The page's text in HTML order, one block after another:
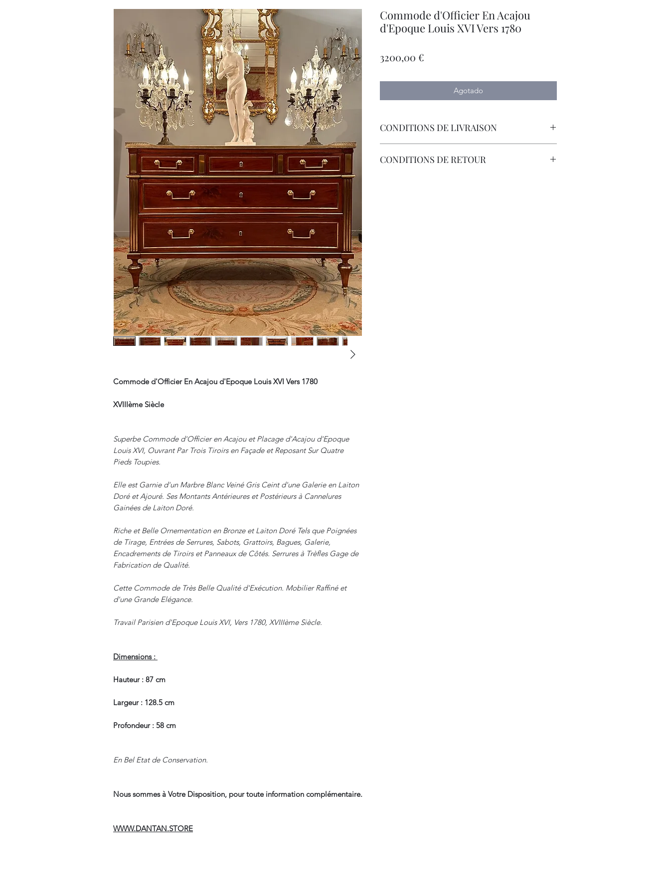
Commode d'Officier En Acajou d'Epoque Louis XVI Vers 1780
XVIIIème Siècle
Superbe Commode d'Officier en Acajou et Placage d'Acajou d'Epoque
Louis XVI, Ouvrant Par Trois Tiroirs en Façade et Reposant Sur Quatre
Pieds Toupies.
Elle est Garnie d'un Marbre Blanc Veiné Gris Ceint d'une Galerie en Laiton
Doré et Ajouré. Ses Montants Antérieures et Postérieurs à Cannelures
Gainées de Laiton Doré.
Riche et Belle Ornementation en Bronze et Laiton Doré Tels que Poignées
de Tirage, Entrées de Serrures, Sabots, Grattoirs, Bagues, Galerie,
Encadrements de Tiroirs et Panneaux de Côtés. Serrures à Trèfles Gage de
Fabrication de Qualité.
Cette Commode de Très Belle Qualité d'Exécution. Mobilier Raffiné et
d'une Grande Elégance.
Travail Parisien d'Epoque Louis XVI, Vers 1780, XVIIIème Siècle.
Dimensions :
Hauteur : 87 cm
Largeur : 128.5 cm
Profondeur : 58 cm
En Bel Etat de Conservation.
Nous sommes à Votre Disposition, pour toute information complémentaire.
WWW.DANTAN.STORE
Commode d'Officier En Acajou
d'Epoque Louis XVI Vers 1780
3200,00 €
Agotado
CONDITIONS DE LIVRAISON
CONDITIONS DE RETOUR